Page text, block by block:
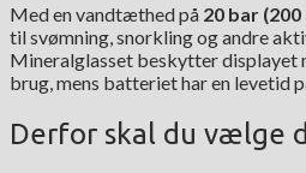
Med en vandtæthed på 20 bar
til svømning, snorkling og andre
Mineralglasset beskytter displayet
brug, mens batteriet har en levetid
Derfor skal du vælge